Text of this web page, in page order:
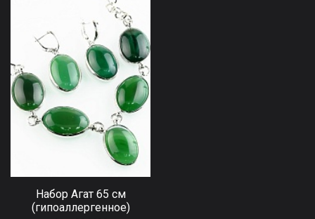
Набор Агат 65 см
(гипоаллергенное)